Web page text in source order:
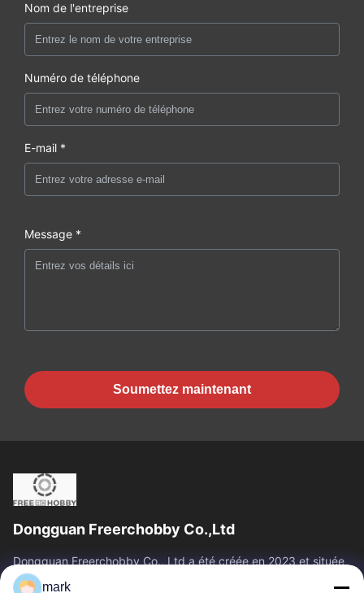
Nom de l'entreprise
Numéro de téléphone
E-mail *
Message *
Soumettez maintenant
Dongguan Freerchobby Co.,Ltd
Dongguan Freerchobby Co., Ltd a été créée en 2023 et située
à Dongguan, connue comme l'usine mondiale. À l'heure
mark